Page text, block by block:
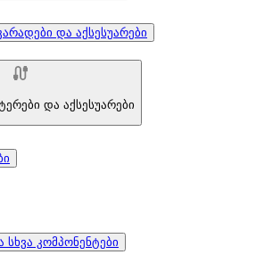
და აქსესუარები
და აქსესუარები
კომპონენტები